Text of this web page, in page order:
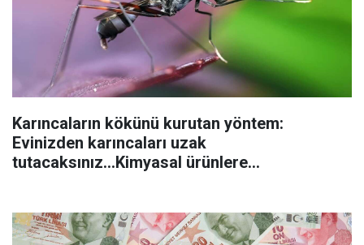
Karıncaların kökünü kurutan yöntem:
Evinizden karıncaları uzak
tutacaksınız...Kimyasal ürünlere